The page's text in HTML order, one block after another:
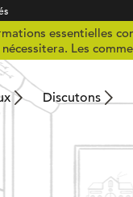
essentielles
Les
Discutons